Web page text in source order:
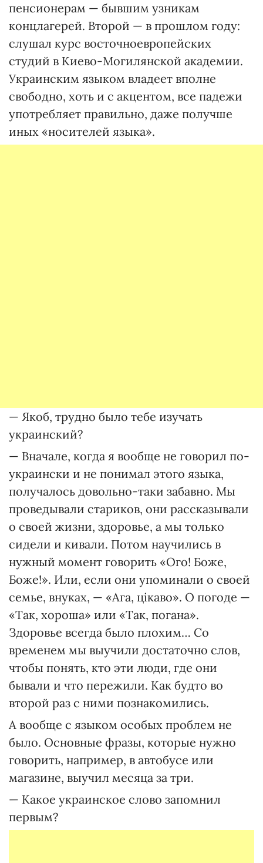
пенсионерам — бывшим узникам
концлагерей. Второй — в прошлом году:
слушал курс восточноевропейских
студий в Киево-Могилянской академии.
Украинским языком владеет вполне
свободно, хоть и с акцентом, все падежи
употребляет правильно, даже получше
иных «носителей языка».
— Якоб, трудно было тебе изучать
украинский?
— Вначале, когда я вообще не говорил по-
украински и не понимал этого языка,
получалось довольно-таки забавно. Мы
проведывали стариков, они рассказывали
о своей жизни, здоровье, а мы только
сидели и кивали. Потом научились в
нужный момент говорить «Ого! Боже,
Боже!». Или, если они упоминали о своей
семье, внуках, — «Ага, цікаво». О погоде —
«Так, хороша» или «Так, погана».
Здоровье всегда было плохим… Со
временем мы выучили достаточно слов,
чтобы понять, кто эти люди, где они
бывали и что пережили. Как будто во
второй раз с ними познакомились.
А вообще с языком особых проблем не
было. Основные фразы, которые нужно
говорить, например, в автобусе или
магазине, выучил месяца за три.
— Какое украинское слово запомнил
первым?